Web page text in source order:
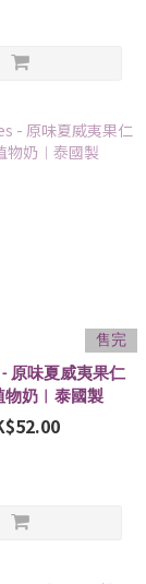
售完
- 原味夏威夷果仁
物奶︱泰國製